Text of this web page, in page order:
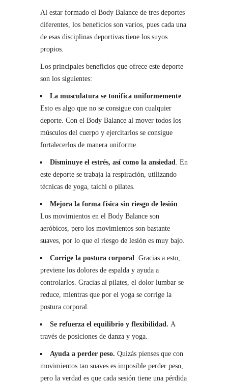
Al estar formado el Body Balance de tres deportes
diferentes, los beneficios son varios, pues cada una
de esas disciplinas deportivas tiene los suyos
propios.
Los principales beneficios que ofrece este deporte
son los siguientes:
La musculatura se tonifica uniformemente.
Esto es algo que no se consigue con cualquier
deporte. Con el Body Balance al mover todos los
músculos del cuerpo y ejercitarlos se consigue
fortalecerlos de manera uniforme.
Disminuye el estrés, así como la ansiedad. En
este deporte se trabaja la respiración, utilizando
técnicas de yoga, taichi o pilates.
Mejora la forma física sin riesgo de lesión.
Los movimientos en el Body Balance son
aeróbicos, pero los movimientos son bastante
suaves, por lo que el riesgo de lesión es muy bajo.
Corrige la postura corporal. Gracias a esto,
previene los dolores de espalda y ayuda a
controlarlos. Gracias al pilates, el dolor lumbar se
reduce, mientras que por el yoga se corrige la
postura corporal.
Se refuerza el equilibrio y flexibilidad. A
través de posiciones de danza y yoga.
Ayuda a perder peso. Quizás pienses que con
movimientos tan suaves es imposible perder peso,
pero la verdad es que cada sesión tiene una pérdida